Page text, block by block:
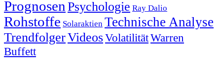
Prognosen Psychologie Ray Dalio
Rohstoffe Solaraktien Technische Analyse
TrendfolgerVideosVolatilitätWarren
Buffett